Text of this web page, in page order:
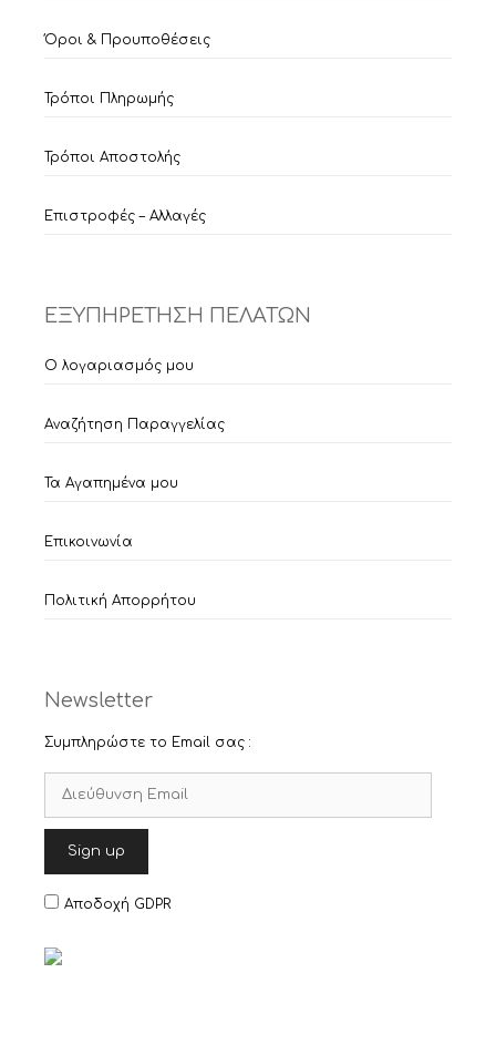
Όροι & Προυποθέσεις
Τρόποι Πληρωμής
Τρόποι Αποστολής
Επιστροφές – Αλλαγές
ΕΞΥΠΗΡΕΤΗΣΗ ΠΕΛΑΤΩΝ
Ο λογαριασμός μου
Αναζήτηση Παραγγελίας
Τα Αγαπημένα μου
Επικοινωνία
Πολιτική Απορρήτου
Newsletter
Συμπληρώστε το Email σας :
Αποδοχή GDPR